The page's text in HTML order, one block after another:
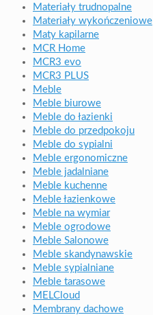
Materiały trudnopalne
Materiały wykończeniowe
Maty kapilarne
MCR Home
MCR3 evo
MCR3 PLUS
Meble
Meble biurowe
Meble do łazienki
Meble do przedpokoju
Meble do sypialni
Meble ergonomiczne
Meble jadalniane
Meble kuchenne
Meble łazienkowe
Meble na wymiar
Meble ogrodowe
Meble Salonowe
Meble skandynawskie
Meble sypialniane
Meble tarasowe
MELCloud
Membrany dachowe